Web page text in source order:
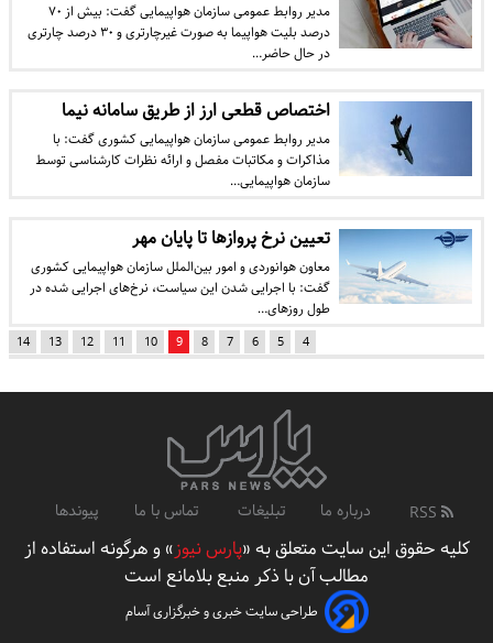
مدیر روابط عمومی سازمان هواپیمایی گفت: بیش از ۷۰
درصد بلیت هواپیما به صورت غیرچارتری و ۳۰ درصد چارتری
در حال حاضر…
اختصاص قطعی ارز از طریق سامانه نیما
مدیر روابط عمومی سازمان هواپیمایی کشوری گفت: با
مذاکرات و مکاتبات مفصل و ارائه نظرات کارشناسی توسط
سازمان هواپیمایی…
تعیین نرخ پروازها تا پایان مهر
معاون هوانوردی و امور بین‌الملل سازمان هواپیمایی کشوری
گفت: با اجرایی شدن این سیاست، نرخ‌های اجرایی شده در
طول روزهای…
4
5
6
7
8
9
10
11
12
13
14
درباره ما تبلیغات تماس با ما پیوندها
کلیه حقوق این سایت متعلق به «پارس نیوز» و هرگونه استفاده از
مطالب آن با ذکر منبع بلامانع است
طراحی سایت خبری و خبرگزاری آسام